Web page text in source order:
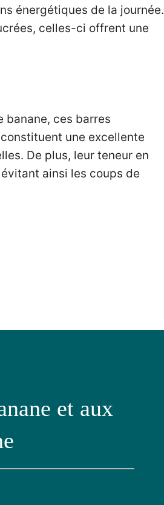
énergétiques de la journée.
celles-ci offrent une
banane, ces barres
une excellente
De plus, leur teneur en
ainsi les coups de
et aux